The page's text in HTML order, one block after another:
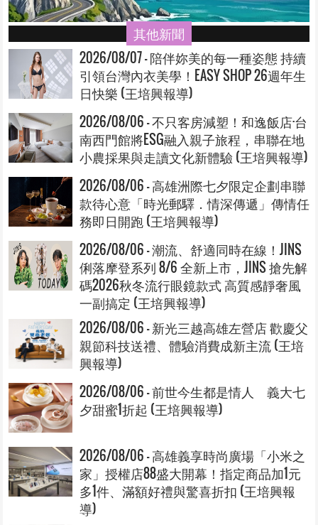
其他新聞
2026/08/07 - 陪伴妳美的每一種姿態 持續
引領台灣內衣美學！EASY SHOP 26週年生
日快樂 (王培興報導)
2026/08/06 - 不只客房減塑！和逸飯店·台
南西門館將ESG融入親子旅程，串聯在地
小農採果與走讀文化新體驗 (王培興報導)
2026/08/06 - 高雄洲際七夕限定企劃串聯
款待心意「時光郵驛．情深傳遞」傳情任
務即日開跑 (王培興報導)
2026/08/06 - 潮流、舒適同時在線！JINS
俐落摩登系列 8/6 全新上市，JINS 搶先解
碼2026秋冬流行眼鏡款式 高質感靜奢風
一副搞定 (王培興報導)
2026/08/06 - 新光三越高雄左營店 歡慶父
親節科技送禮、體驗消費成新主流 (王培
興報導)
2026/08/06 - 前世今生都是情人 義大七
夕甜蜜1折起 (王培興報導)
2026/08/06 - 高雄義享時尚廣場「小米之
家」授權店88盛大開幕！指定商品加1元
多1件、滿額好禮與驚喜折扣 (王培興報
導)